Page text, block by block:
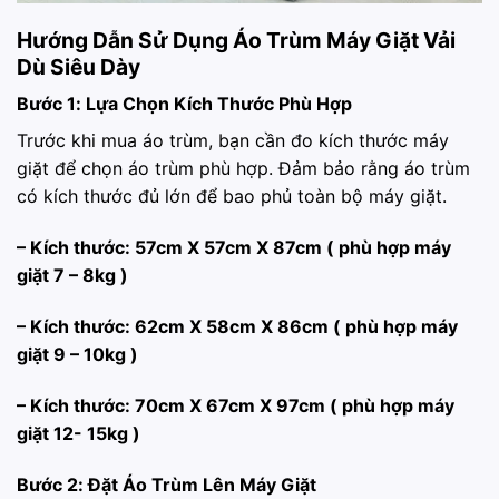
Hướng Dẫn Sử Dụng Áo Trùm Máy Giặt Vải
Dù Siêu Dày
Bước 1: Lựa Chọn Kích Thước Phù Hợp
Trước khi mua áo trùm, bạn cần đo kích thước máy
giặt để chọn áo trùm phù hợp. Đảm bảo rằng áo trùm
có kích thước đủ lớn để bao phủ toàn bộ máy giặt.
– Kích thước: 57cm X 57cm X 87cm ( phù hợp máy
giặt 7 – 8kg )
– Kích thước: 62cm X 58cm X 86cm ( phù hợp máy
giặt 9 – 10kg )
– Kích thước: 70cm X 67cm X 97cm ( phù hợp máy
giặt 12- 15kg )
Bước 2: Đặt Áo Trùm Lên Máy Giặt